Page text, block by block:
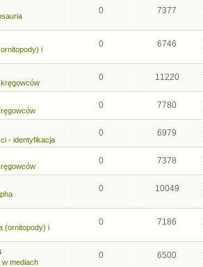
0 7377
i
0 6746
0 11220
0 7780
- identyfikacja
0 6979
0 7378
0 10049
(ornitopody) i
0 7186
w mediach
0 6500